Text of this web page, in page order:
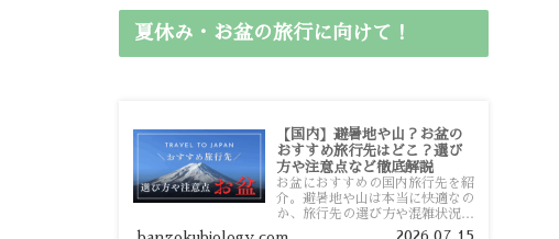
夏休み・お盆の旅行に向けて！
【国内】避暑地や山？お盆の
おすすめ旅行先はどこ？選び
方や注意点など徹底解説
お盆におすすめの国内旅行先を紹
介。避暑地や山は本当に快適なの
か、旅行先の選び方や混雑状況、
注意点、比較的混雑を避けやすい
2026.07.15